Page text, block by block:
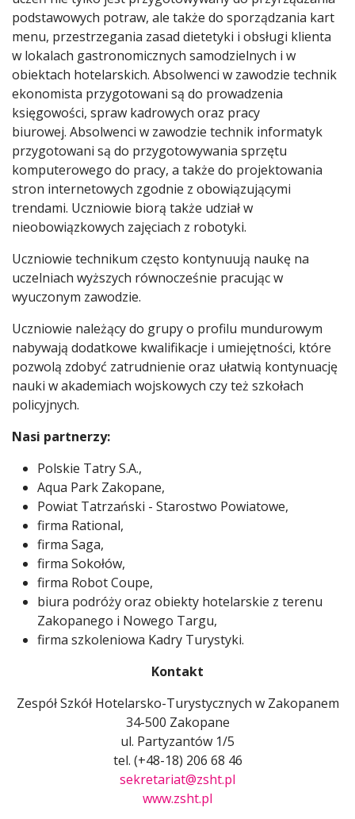
podstawowych potraw, ale także do sporządzania kart
menu, przestrzegania zasad dietetyki i obsługi klienta
w lokalach gastronomicznych samodzielnych i w
obiektach hotelarskich. Absolwenci w zawodzie technik
ekonomista przygotowani są do prowadzenia
księgowości, spraw kadrowych oraz pracy
biurowej. Absolwenci w zawodzie technik informatyk
przygotowani są do przygotowywania sprzętu
komputerowego do pracy, a także do projektowania
stron internetowych zgodnie z obowiązującymi
trendami. Uczniowie biorą także udział w
nieobowiązkowych zajęciach z robotyki.
Uczniowie technikum często kontynuują naukę na
uczelniach wyższych równocześnie pracując w
wyuczonym zawodzie.
Uczniowie należący do grupy o profilu mundurowym
nabywają dodatkowe kwalifikacje i umiejętności, które
pozwolą zdobyć zatrudnienie oraz ułatwią kontynuację
nauki w akademiach wojskowych czy też szkołach
policyjnych.
Nasi partnerzy:
Polskie Tatry S.A.,
Aqua Park Zakopane,
Powiat Tatrzański - Starostwo Powiatowe,
firma Rational,
firma Saga,
firma Sokołów,
firma Robot Coupe,
biura podróży oraz obiekty hotelarskie z terenu
Zakopanego i Nowego Targu,
firma szkoleniowa Kadry Turystyki.
Kontakt
Zespół Szkół Hotelarsko-Turystycznych w Zakopanem
34-500 Zakopane
ul. Partyzantów 1/5
tel. (+48-18) 206 68 46
sekretariat@zsht.pl
www.zsht.pl